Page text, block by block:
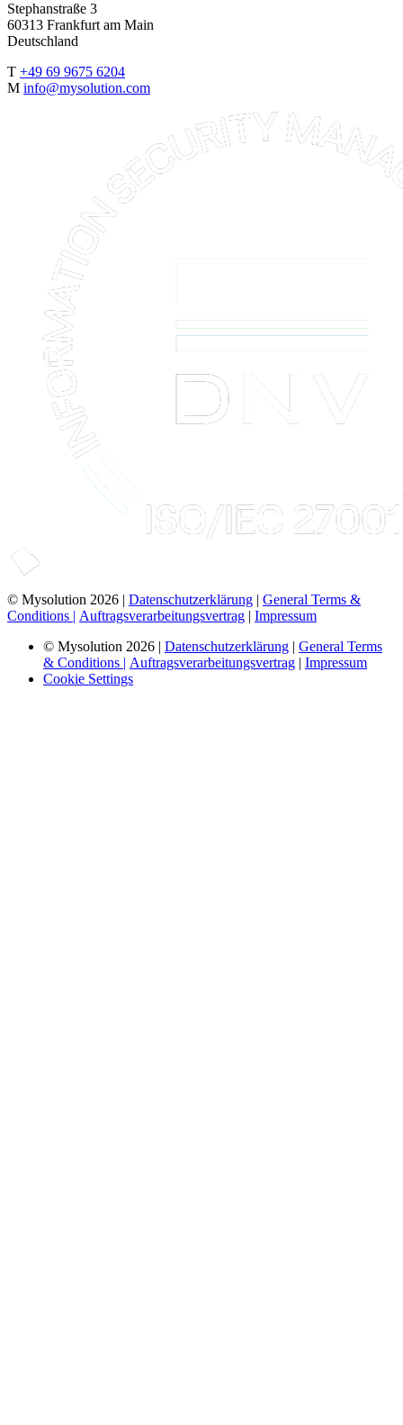
Stephanstraße 3
60313 Frankfurt am Main
Deutschland
T +49 69 9675 6204
M info@mysolution.com
© Mysolution 2026 | Datenschutzerklärung | General Terms &
Conditions | Auftragsverarbeitungsvertrag | Impressum
© Mysolution 2026 | Datenschutzerklärung | General Terms
& Conditions | Auftragsverarbeitungsvertrag | Impressum
Cookie Settings